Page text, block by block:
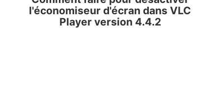
l'économiseur d'écran dans VLC
Player version 4.4.2